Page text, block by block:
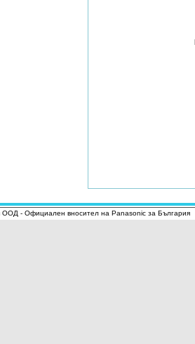
- Официален вносител на Panasonic за България